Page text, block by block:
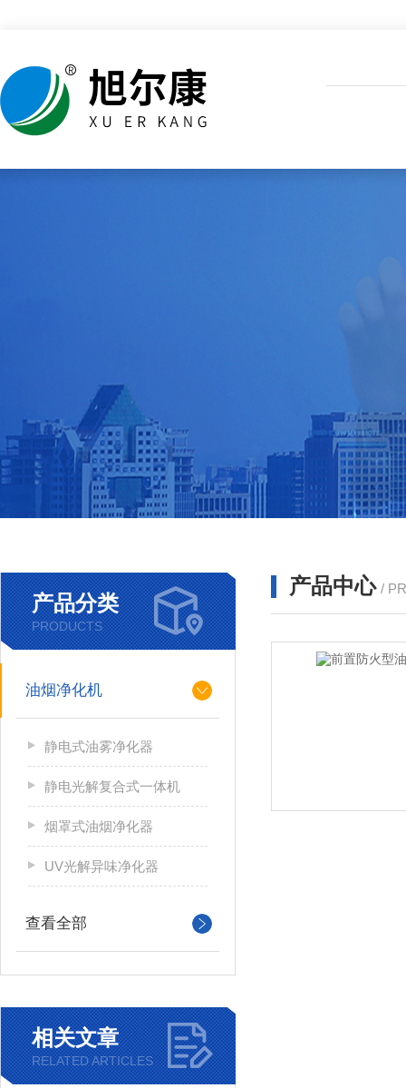
产品分类
PRODUCTS
油烟净化机
静电式油雾净化器
静电光解复合式一体机
烟罩式油烟净化器
UV光解异味净化器
查看全部
相关文章
RELATED ARTICLES
产品中心 /